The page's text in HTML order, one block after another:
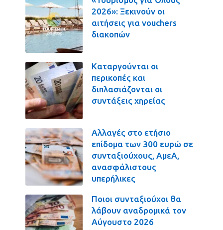
2026»: Ξεκινούν οι
αιτήσεις για vouchers
διακοπών
Καταργούνται οι
περικοπές και
διπλασιάζονται οι
συντάξεις χηρείας
Αλλαγές στο ετήσιο
επίδομα των 300 ευρώ σε
συνταξιούχους, ΑμεΑ,
ανασφάλιστους
υπερήλικες
Ποιοι συνταξιούχοι θα
λάβουν αναδρομικά τον
Αύγουστο 2026